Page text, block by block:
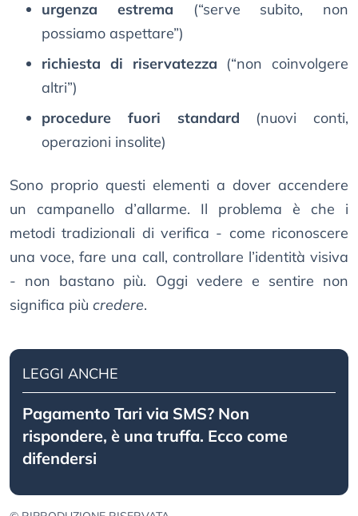
urgenza estrema (“serve subito, non
possiamo aspettare”)
richiesta di riservatezza (“non coinvolgere
altri”)
procedure fuori standard (nuovi conti,
operazioni insolite)
Sono proprio questi elementi a dover accendere
un campanello d’allarme. Il problema è che i
metodi tradizionali di verifica - come riconoscere
una voce, fare una call, controllare l’identità visiva
- non bastano più. Oggi vedere e sentire non
significa più credere.
LEGGI ANCHE
Pagamento Tari via SMS? Non
rispondere, è una truffa. Ecco come
difendersi